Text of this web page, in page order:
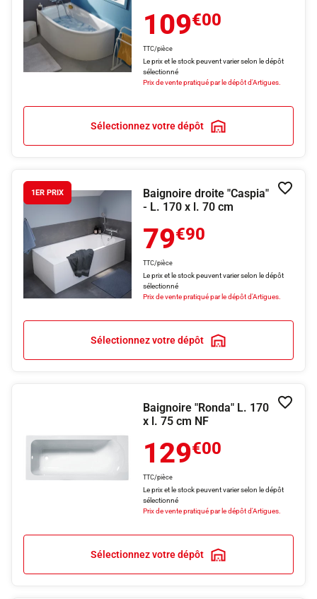
109€00
TTC/pièce
Le prix et le stock peuvent varier selon le dépôt
sélectionné
Prix de vente pratiqué par le dépôt d'Artigues.
Sélectionnez votre dépôt
1ER PRIX
Baignoire droite "Caspia"
- L. 170 x l. 70 cm
79€90
TTC/pièce
Le prix et le stock peuvent varier selon le dépôt
sélectionné
Prix de vente pratiqué par le dépôt d'Artigues.
Sélectionnez votre dépôt
Baignoire "Ronda" L. 170
x l. 75 cm NF
129€00
TTC/pièce
Le prix et le stock peuvent varier selon le dépôt
sélectionné
Prix de vente pratiqué par le dépôt d'Artigues.
Sélectionnez votre dépôt